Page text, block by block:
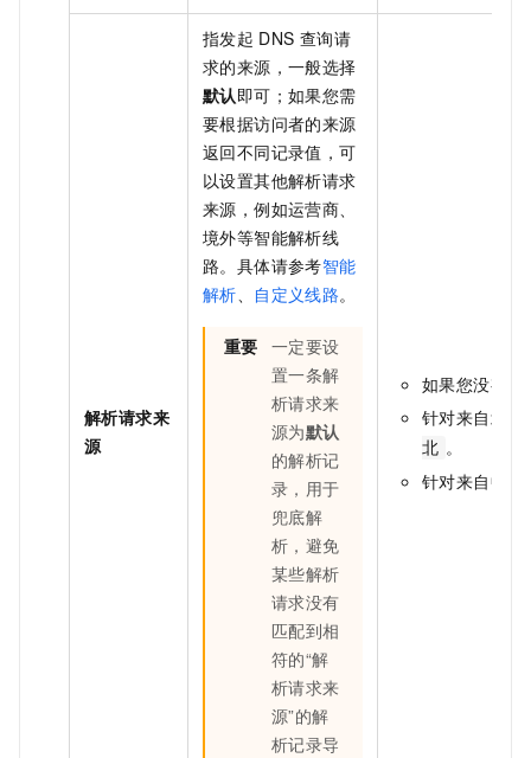
解析请求来
源
指发起 DNS 查询请
求的来源，一般选择
默认即可；如果您需
要根据访问者的来源
返回不同记录值，可
以设置其他解析请求
来源，例如运营商、
境外等智能解析线
路。具体请参考智能
解析、 自定义线路。
重要 一定要设
置一条解
析请求来
源为默认
的解析记
录，用于
兜底解
析，避免
某些解析
请求没有
匹配到相
符的“解
析请求来
源”的解
析记录导
如果您没有特
针对来自北京
北 。
针对来自中国